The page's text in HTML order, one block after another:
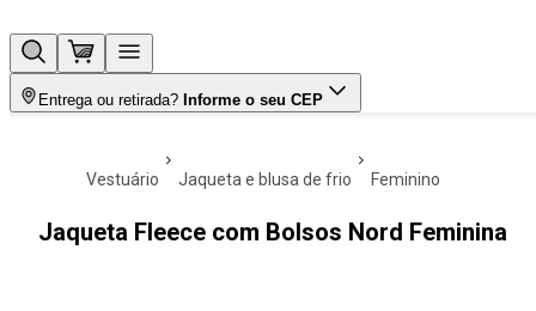
Entrega ou retirada? Informe o seu CEP
vestuário jaqueta e blusa de frio feminino
Jaqueta Fleece com Bolsos Nord Feminina